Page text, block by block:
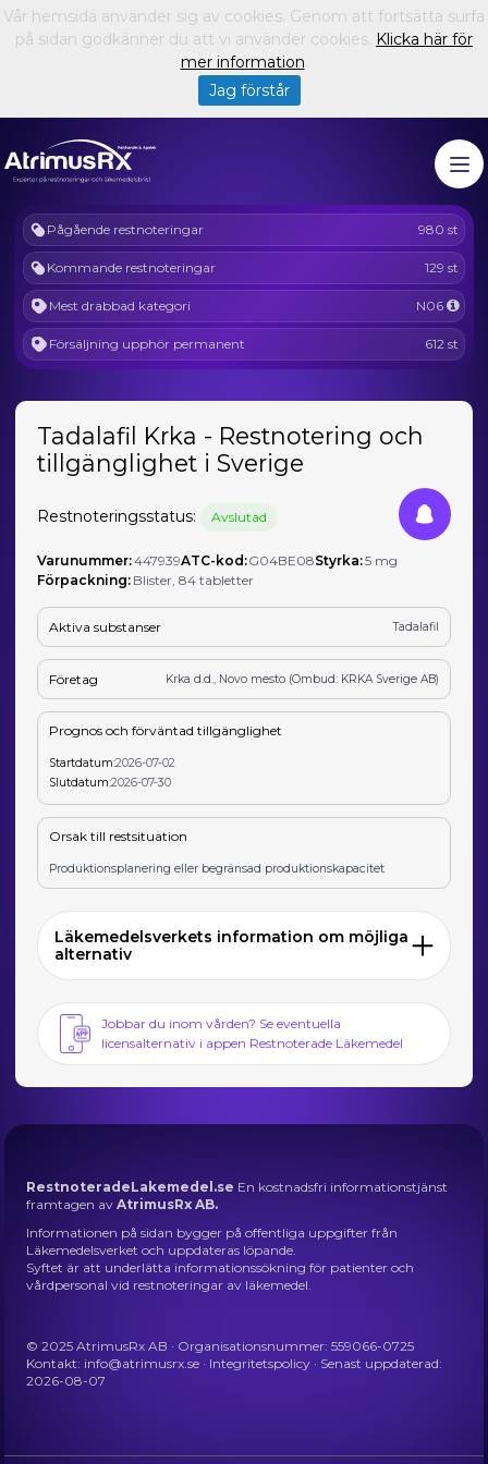
Pågående restnoteringar 980 st
Kommande restnoteringar 129 st
Mest drabbad kategori N06
Försäljning upphör permanent 612 st
Tadalafil Krka - Restnotering och
tillgänglighet i Sverige
Restnoteringsstatus: Avslutad
Varunummer:447939ATC-kod:G04BE08Styrka:5 mg
Förpackning: Blister, 84 tabletter
Aktiva substanser Tadalafil
Företag Krka d.d., Novo mesto (Ombud: KRKA Sverige AB)
Prognos och förväntad tillgänglighet
Startdatum:2026-07-02
Slutdatum:2026-07-30
Orsak till restsituation
Produktionsplanering eller begränsad produktionskapacitet
Läkemedelsverkets information om möjliga
alternativ
Jobbar du inom vården? Se eventuella
licensalternativ i appen Restnoterade Läkemedel
RestnoteradeLakemedel.se En kostnadsfri informationstjänst
framtagen avAtrimusRx AB.
Informationen på sidan bygger på offentliga uppgifter från
Läkemedelsverket och uppdateras löpande.
Syftet är att underlätta informationssökning för patienter och
vårdpersonal vid restnoteringar av läkemedel.
© 2025 AtrimusRx AB · Organisationsnummer: 559066-0725
Kontakt: info@atrimusrx.se · Integritetspolicy · Senast uppdaterad:
2026-08-07
Vår hemsida använder sig av cookies. Genom att fortsätta surfa
på sidan godkänner du att vi använder cookies. Klicka här för
mer information.
Jag förstår